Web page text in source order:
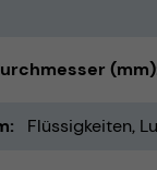
(mm)
Flüssigkeiten